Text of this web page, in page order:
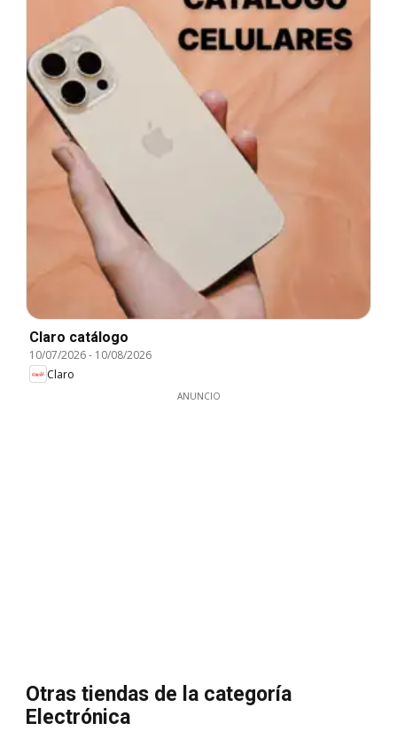
Claro catálogo
10/07/2026- 10/08/2026
Claro
ANUNCIO
Otras tiendas de la categoría
Electrónica